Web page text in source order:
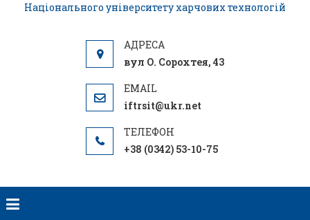
Національного університету харчових технологій
вул О. Сорохтея, 43
iftrsit@ukr.net
+38 (0342) 53-10-75